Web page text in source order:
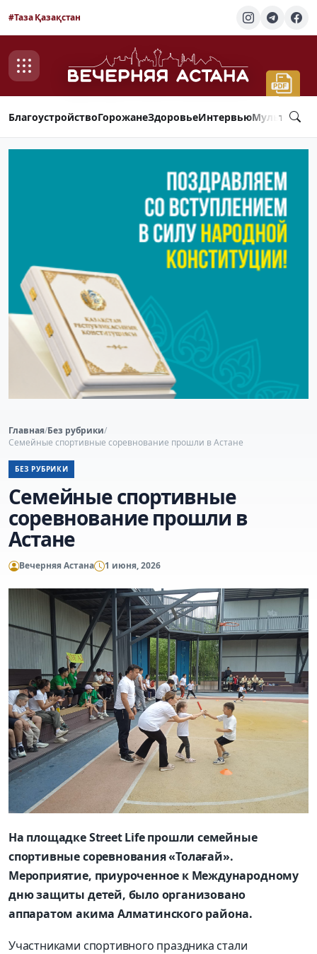
#Таза Қазақстан
БлагоустройствоГорожанеЗдоровьеИнтервью
Главная/Без рубрики/
Семейные спортивные соревнование прошли в Астане
БЕЗ РУБРИКИ
Семейные спортивные
соревнование прошли в
Астане
Вечерняя Астана 1 июня, 2026
На площадке Street Life прошли семейные
спортивные соревнования «Толағай».
Мероприятие, приуроченное к Международному
дню защиты детей, было организовано
аппаратом акима Алматинского района.
Участниками спортивного праздника стали